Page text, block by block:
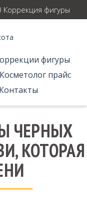
Коррекция фигуры
фигуры
Косметолог прайс
Контакты
ЧЕРНЫХ
КОТОРАЯ